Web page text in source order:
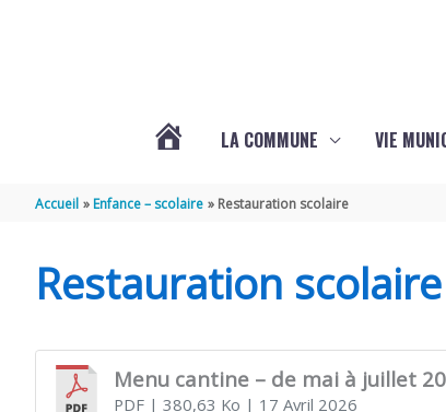
LA COMMUNE VIE
Accueil Enfance – scolaire Restauration scolaire
Restauration scolaire
Menu cantine – de mai à juillet
PDF| 380,63 Ko | 17 Avril 2026